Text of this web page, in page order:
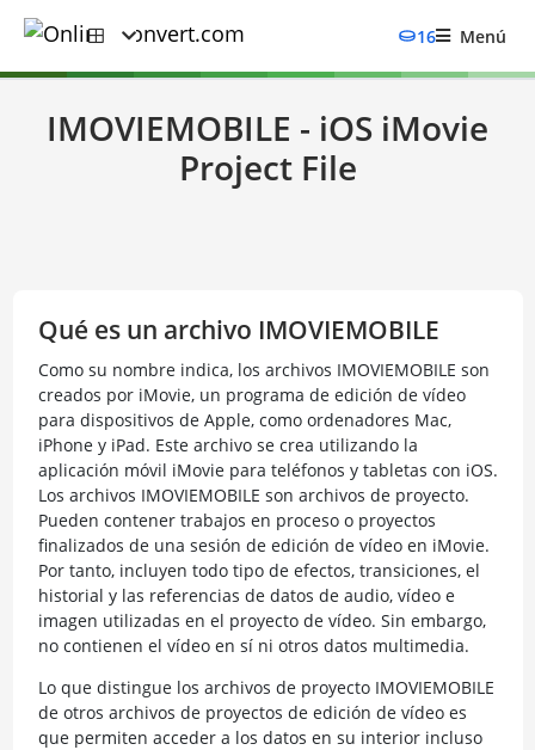
16 Menú
IMOVIEMOBILE - iOS iMovie
Project File
Qué es un archivo IMOVIEMOBILE
Como su nombre indica, los archivos IMOVIEMOBILE son
creados por iMovie, un programa de edición de vídeo
para dispositivos de Apple, como ordenadores Mac,
iPhone y iPad. Este archivo se crea utilizando la
aplicación móvil iMovie para teléfonos y tabletas con iOS.
Los archivos IMOVIEMOBILE son archivos de proyecto.
Pueden contener trabajos en proceso o proyectos
finalizados de una sesión de edición de vídeo en iMovie.
Por tanto, incluyen todo tipo de efectos, transiciones, el
historial y las referencias de datos de audio, vídeo e
imagen utilizadas en el proyecto de vídeo. Sin embargo,
no contienen el vídeo en sí ni otros datos multimedia.
Lo que distingue los archivos de proyecto IMOVIEMOBILE
de otros archivos de proyectos de edición de vídeo es
que permiten acceder a los datos en su interior incluso